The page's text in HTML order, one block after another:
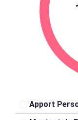
Apport